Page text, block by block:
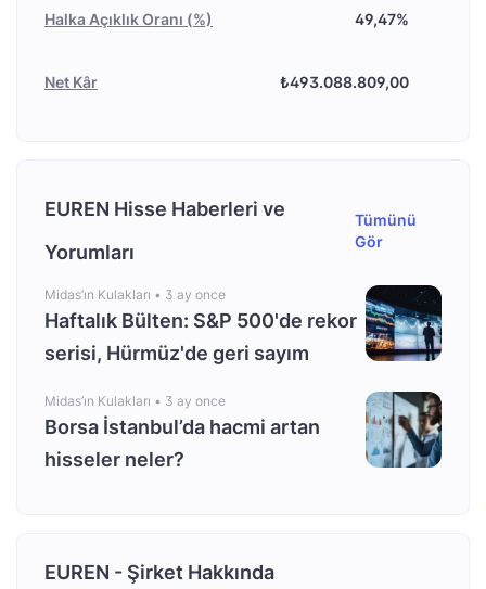
Halka Açıklık Oranı (%) 49,47%
Net Kâr ₺493.088.809,00
EUREN Hisse Haberleri ve
Yorumları
Tümünü
Gör
Midas’ın Kulakları • 3 ay once
Haftalık Bülten: S&P 500'de rekor
serisi, Hürmüz'de geri sayım
Midas’ın Kulakları • 3 ay once
Borsa İstanbul’da hacmi artan
hisseler neler?
EUREN - Şirket Hakkında